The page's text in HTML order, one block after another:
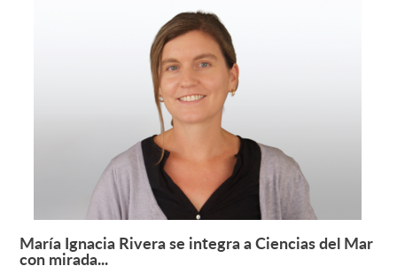
Leer más +
María Ignacia Rivera se integra a Ciencias del Mar
con mirada...